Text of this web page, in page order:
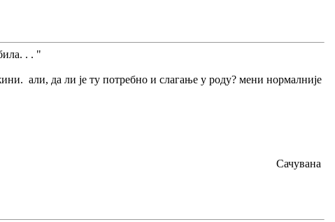
. . "
али, да ли је ту потребно и слагање у роду? мени нормалније
Сачувана